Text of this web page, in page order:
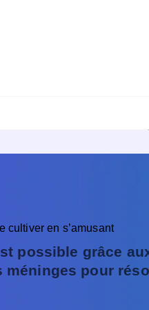
cultiver en s’amusant
possible grâce
méninges pour